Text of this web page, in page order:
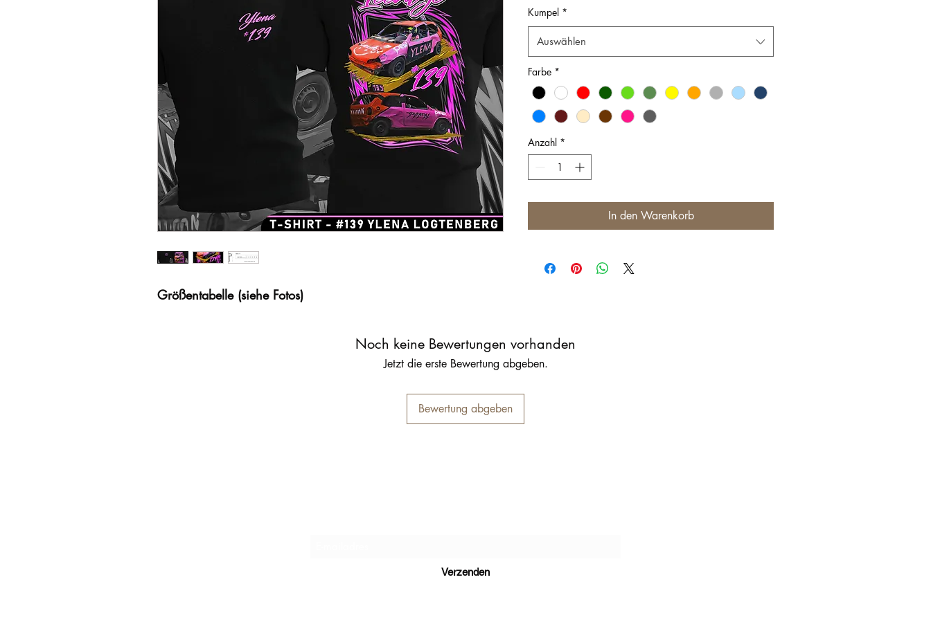
Größentabelle (siehe Fotos)
Kumpel *
Auswählen
Farbe *
Anzahl *
In den Warenkorb
Noch keine Bewertungen vorhanden
Jetzt die erste Bewertung abgeben.
Bewertung abgeben
Verzenden